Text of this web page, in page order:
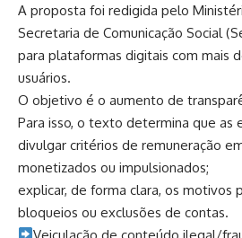
A proposta foi redigida pelo
Secretaria de Comunicação Social
para plataformas digitais com mais
usuários.
O objetivo é o aumento de
Para isso, o texto determina que as
divulgar critérios de remuneração
monetizados ou impulsionados;
explicar, de forma clara, os motivos
bloqueios ou exclusões de contas.